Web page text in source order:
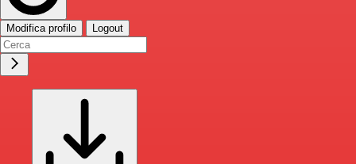
Modifica profilo Logout